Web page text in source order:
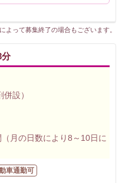
よって募集終了の場合もございます。
分
設）
月の日数により8～10日に
車通勤可